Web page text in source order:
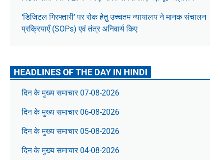
‘डिजिटल गिरफ्तारी’ पर रोक हेतु उच्चतम न्यायालय ने मानक संचालन
प्रक्रियाएँ (SOPs) एवं तंत्र अनिवार्य किए
HEADLINES OF THE DAY IN HINDI
दिन के मुख्य समाचार 07-08-2026
दिन के मुख्य समाचार 06-08-2026
दिन के मुख्य समाचार 05-08-2026
दिन के मुख्य समाचार 04-08-2026